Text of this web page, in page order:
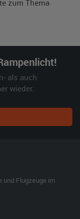
zum Thema
als auch
wieder.
und Flugzeuge im